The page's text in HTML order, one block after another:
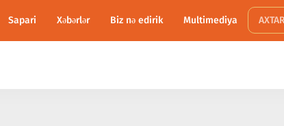
Sapari Xəbərlər Biz nə edirik Multimediya